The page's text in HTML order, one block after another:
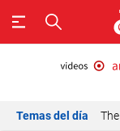
Temas del día